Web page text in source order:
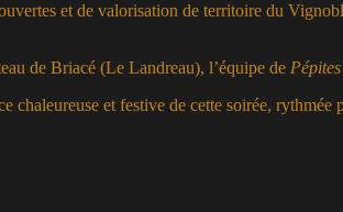
et de valorisation de territoire du
de Briacé (Le Landreau), l’équipe de Pépites
chaleureuse et festive de cette soirée,